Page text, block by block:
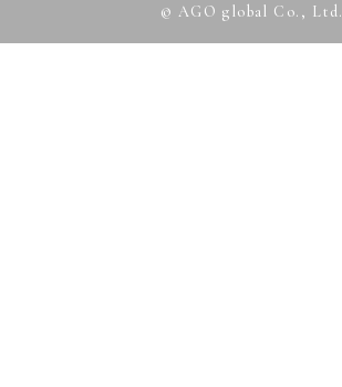
© AGO global Co., Ltd.